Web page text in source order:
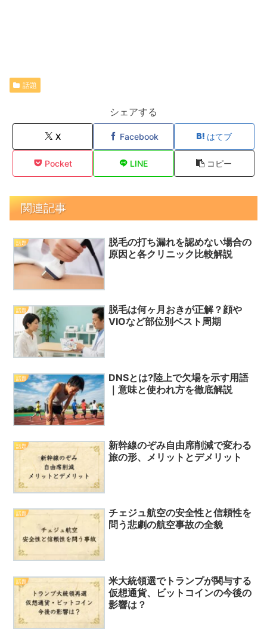
話題
シェアする
X Facebook はてブ
Pocket LINE コピー
関連記事
話題
脱毛の打ち漏れを認めない場合の
原因と各クリニック比較解説
話題
脱毛は何ヶ月おきが正解？顔や
VIOなど部位別ベスト周期
話題
DNSとは?陸上で欠場を示す用語
｜意味と使われ方を徹底解説
話題
新幹線のぞみ自由席削減で変わる
旅の形、メリットとデメリット
話題
チェジュ航空の安全性と信頼性を
問う悲劇の航空事故の全貌
話題
米大統領選でトランプが関与する
仮想通貨、ビットコインの今後の
影響は？